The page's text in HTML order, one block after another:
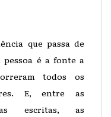
que passa de
pessoa é a fonte a
todos os
E, entre as
escritas, as